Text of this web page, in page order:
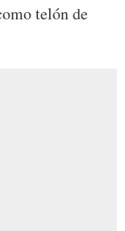
telón de